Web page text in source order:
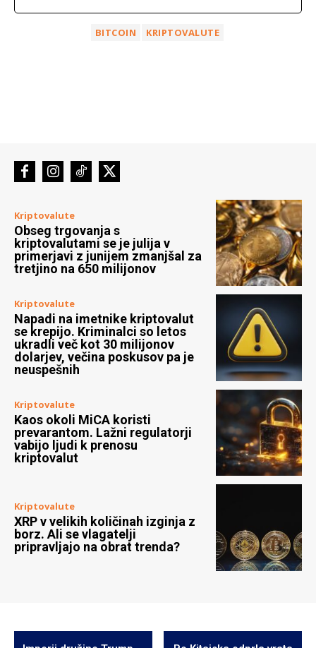
BITCOIN KRIPTOVALUTE
Kriptovalute
Obseg trgovanja s
kriptovalutami se je julija v
primerjavi z junijem zmanjšal za
tretjino na 650 milijonov
Kriptovalute
Napadi na imetnike kriptovalut
se krepijo. Kriminalci so letos
ukradli več kot 30 milijonov
dolarjev, večina poskusov pa je
neuspešnih
Kriptovalute
Kaos okoli MiCA koristi
prevarantom. Lažni regulatorji
vabijo ljudi k prenosu
kriptovalut
Kriptovalute
XRP v velikih količinah izginja z
borz. Ali se vlagatelji
pripravljajo na obrat trenda?